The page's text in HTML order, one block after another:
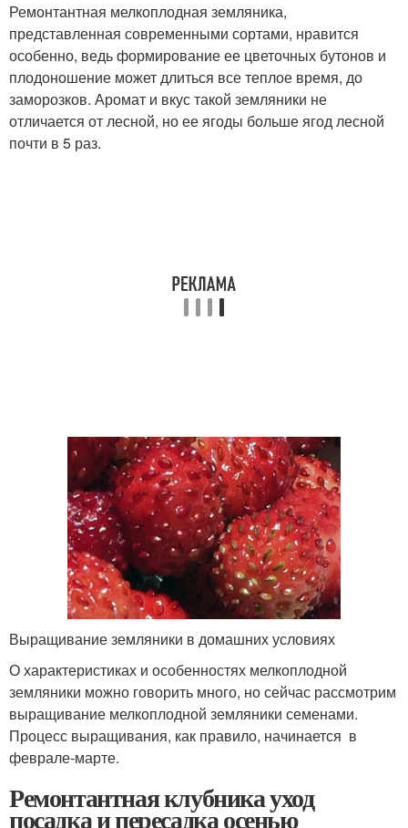
Ремонтантная мелкоплодная земляника,
представленная современными сортами, нравится
особенно, ведь формирование ее цветочных бутонов и
плодоношение может длиться все теплое время, до
заморозков. Аромат и вкус такой земляники не
отличается от лесной, но ее ягоды больше ягод лесной
почти в 5 раз.
Выращивание земляники в домашних условиях
О характеристиках и особенностях мелкоплодной
земляники можно говорить много, но сейчас рассмотрим
выращивание мелкоплодной земляники семенами.
Процесс выращивания, как правило, начинается в
феврале-марте.
Ремонтантная клубника уход
посадка и пересадка осенью